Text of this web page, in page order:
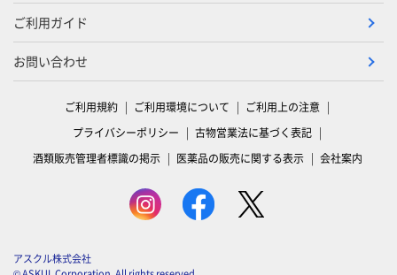
ご利用ガイド
お問い合わせ
ご利用規約 ご利用環境について
ご利用上の注意
プライバシーポリシー
古物営業法に基づく表記
酒類販売管理者標識の掲示
医薬品の販売に関する表示 会社案内
アスクル株式会社